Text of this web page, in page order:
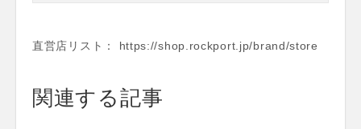
直営店リスト： https://shop.rockport.jp/brand/store
関連する記事